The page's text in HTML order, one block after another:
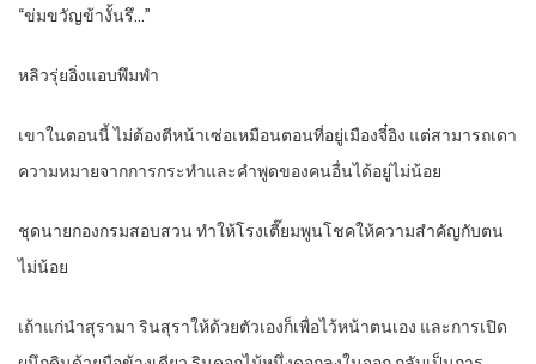
“ข่มขวัญข้างั้นรึ…”
หลิวรุ่ยอิ่งแอบพึมพำ
เขาในตอนนี้ ไม่ต้องตีหน้าเซ่อเหมือนตอนที่อยู่เมืองจี๋อิง แต่สามารถเดา
ความหมายจากการกระทำและคำพูดของคนอื่นได้อยู่ไม่น้อย
ชุดนายกองกรมสอบสวน ทำให้โรงเตี๊ยมพูนโชคให้ความสำคัญกับตน
ไม่น้อย
เถ้าแก่นำสุรามา รินสุราให้ด้วยตัวเองก็เพื่อไว้หน้าตนเอง และการเปิด